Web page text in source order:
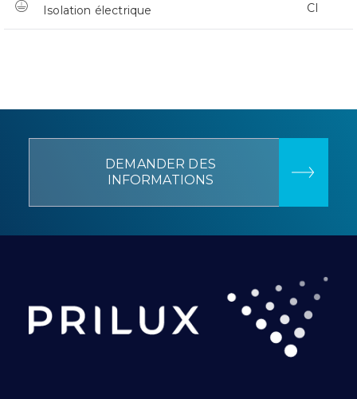
Isolation électrique CI
DEMANDER DES
INFORMATIONS